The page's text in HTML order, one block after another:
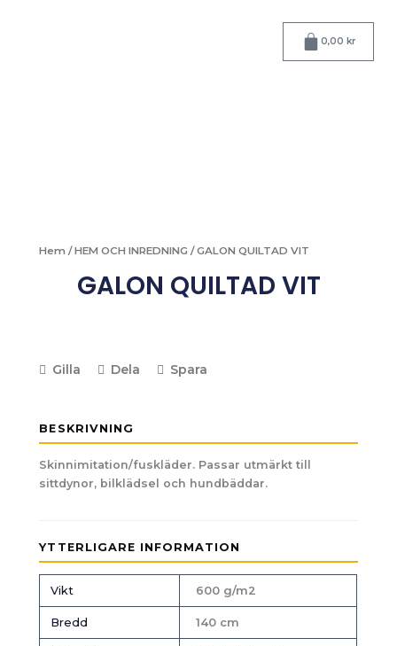
0,00 kr
Varukorg
Hem /HEM OCH INREDNING / GALON QUILTAD VIT
GALON QUILTAD VIT
Gilla Dela Spara
BESKRIVNING
Skinnimitation/fuskläder. Passar utmärkt till
sittdynor, bilklädsel och hundbäddar.
YTTERLIGARE INFORMATION
Vikt 600 g/m2
Bredd 140 cm